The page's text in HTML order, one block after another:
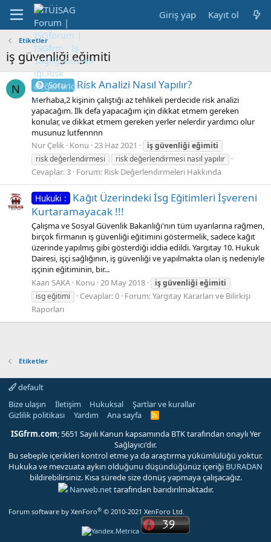
Giriş yap Kayıt ol
Etiketler
iş güvenliği eğimiti
N Soru : Risk Analizi Nasıl Yapılır?
Merhaba,2 kişinin çalıştığı az tehlikeli perdecide risk analizi
yapacağım. İlk defa yapacağım için dikkat etmem gereken
konular, ve dikkat etmem gereken yerler nelerdir yardımcı olur
musunuz lutfennnn
Nur Çelik Konu 23 Haz 2021 işgüvenliği eğimiti
risk değerlendirmesi
risk değerlendirmesi nasıl yapılır
Cevaplar: 3 Forum: Risk Değerlendirmeleri Hakkında
Hukuki :
Kağıt Üzerindeki İsg Eğitimleri İşvereni
Kurtaramayacak !!!
Çalışma ve Sosyal Güvenlik Bakanlığı'nın tüm uyarılarına rağmen,
birçok firmanın iş güvenliği eğitimini göstermelik, sadece kağıt
üzerinde yapılmış gibi gösterdiği iddia edildi. Yargıtay 10. Hukuk
Dairesi, işçi sağlığının, iş güvenliği ve yapılmakta olan iş nedeniyle
işçinin eğitiminin, bir...
Kaan SAKA Konu 20 May 2018 işgüvenliği eğimiti
isg eğitimi
Cevaplar: 0 Forum:Yargıtay Kararları ve Bilirkişi
Raporları
Etiketler
default
Bize ulaşın
İletişim Hukuksal
Şartlar ve kurallar
Gizlilik politikası
Yardım Ana sayfa
R
S
ISGfrm.com; 5651 Sayılı Kanun kapsamında BTK tarafından onaylı Yer
Sağlayıcı'dır.
Bu sebeple içerikleri kontrol etme ya da araştırma yükümlülüğü yoktur.
Hukuka ve mevzuata aykırı olduğunu düşündüğünüz içeriği BURADAN
bildirebilirsiniz. Kısa sürede size dönüş yapmaya çalışacağız.
Narweb.nettarafından barıdırılmaktadır.
Forum software by XenForo® © 2010-2021 XenForo Ltd.